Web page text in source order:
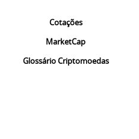
Cotações
MarketCap
Glossário Criptomoedas